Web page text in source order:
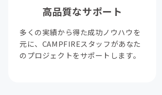
高品質なサポート
多くの実績から得た成功ノウハウを
元に、CAMPFIREスタッフがあなた
のプロジェクトをサポートします。